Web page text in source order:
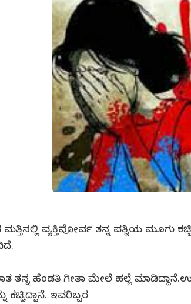
ಮತ್ತಿನಲ್ಲಿ ವ್ಯಕ್ತಿವೋರ್ವ ತನ್ನ ಪತ್ನಿಯ
ತನ್ನ ಹೆಂಡತಿ ಗೀತಾ ಮೇಲೆ ಹಲ್ಲೆ
ಇವರಿಬ್ಬರ